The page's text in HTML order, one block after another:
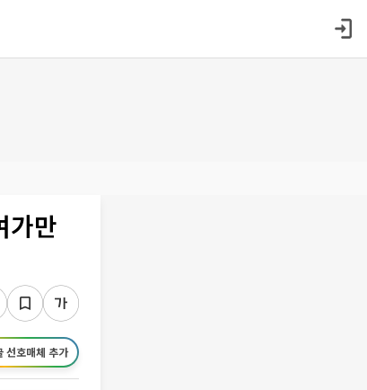
가만
선호매체 추가